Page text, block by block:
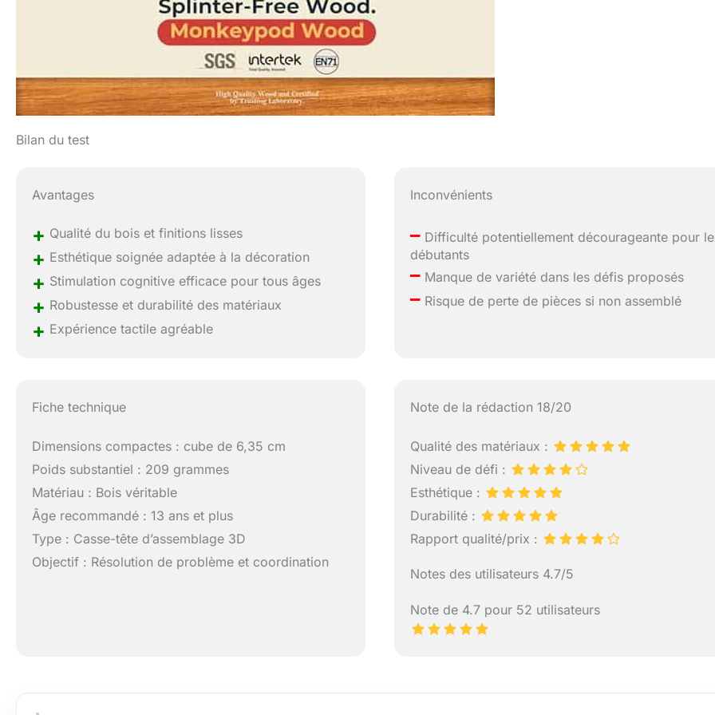
Bilan du test
Avantages
+ Qualité du bois et finitions lisses
+ Esthétique soignée adaptée à la décoration
+ Stimulation cognitive efficace pour tous âges
+ Robustesse et durabilité des matériaux
+ Expérience tactile agréable
Inconvénients
– Difficulté potentiellement décourageante pour
débutants
– Manque de variété dans les défis proposés
– Risque de perte de pièces si non assemblé
Fiche technique
Dimensions compactes : cube de 6,35 cm
Poids substantiel : 209 grammes
Matériau : Bois véritable
Âge recommandé : 13 ans et plus
Type : Casse-tête d’assemblage 3D
Objectif : Résolution de problème et coordination
Note de la rédaction 18/20
Qualité des matériaux :
Niveau de défi :
Esthétique :
Durabilité :
Rapport qualité/prix :
Notes des utilisateurs 4.7/5
Note de 4.7 pour 52 utilisateurs